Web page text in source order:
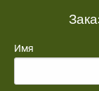
Имя